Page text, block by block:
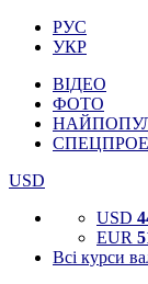
РУС
УКР
ВІДЕО
ФОТО
USD
USD
EUR
Всі курси